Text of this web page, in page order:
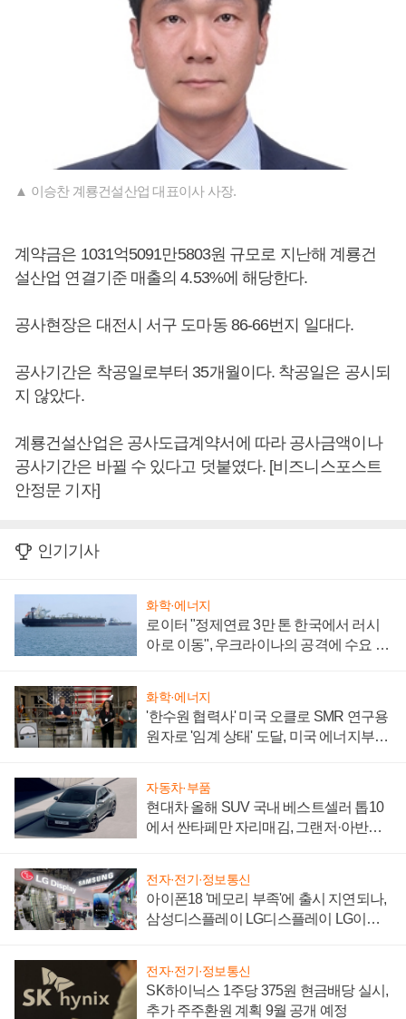
▲ 이승찬 계룡건설산업 대표이사 사장.
계약금은 1031억5091만5803원 규모로 지난해 계룡건
설산업 연결기준 매출의 4.53%에 해당한다.
공사현장은 대전시 서구 도마동 86-66번지 일대다.
공사기간은 착공일로부터 35개월이다. 착공일은 공시되
지 않았다.
계룡건설산업은 공사도급계약서에 따라 공사금액이나
공사기간은 바뀔 수 있다고 덧붙였다. [비즈니스포스트
안정문 기자]
인기기사
화학·에너지
로이터 "정제연료 3만 톤 한국에서 러시
아로 이동", 우크라이나의 공격에 수요 늘
화학·에너지
'한수원 협력사' 미국 오클로 SMR 연구용
원자로 '임계 상태' 도달, 미국 에너지부
자동차·부품
현대차 올해 SUV 국내 베스트셀러 톱10
에서 싼타페만 자리매김, 그랜저·아반떼
전자·전기·정보통신
아이폰18 '메모리 부족'에 출시 지연되나,
삼성디스플레이 LG디스플레이 LG이노
전자·전기·정보통신
SK하이닉스 1주당 375원 현금배당 실시,
추가 주주환원 계획 9월 공개 예정